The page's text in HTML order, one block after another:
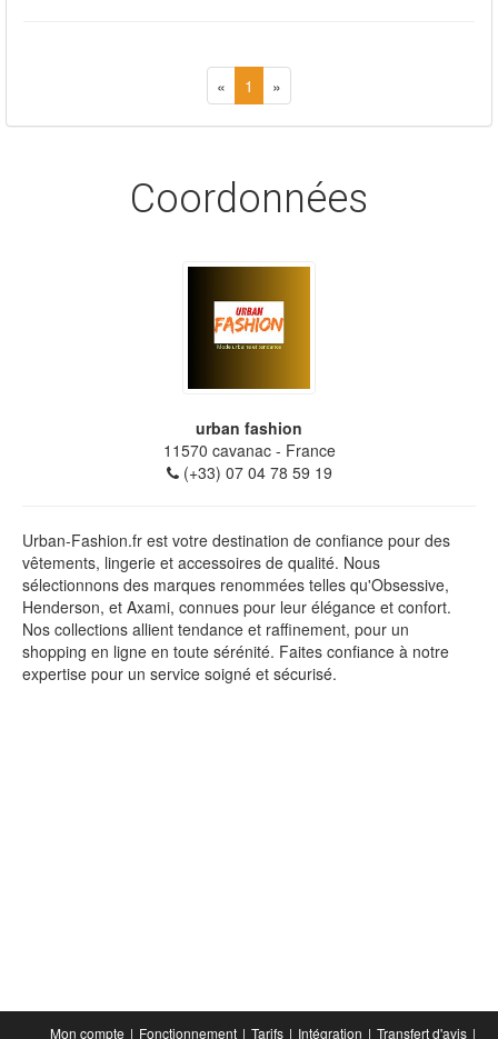
« 1 »
Coordonnées
urban fashion
11570 cavanac- France
(+33) 07 04 78 59 19
Urban-Fashion.fr est votre destination de confiance pour des
vêtements, lingerie et accessoires de qualité. Nous
sélectionnons des marques renommées telles qu'Obsessive,
Henderson, et Axami, connues pour leur élégance et confort.
Nos collections allient tendance et raffinement, pour un
shopping en ligne en toute sérénité. Faites confiance à notre
expertise pour un service soigné et sécurisé.
Mon compte Fonctionnement Tarifs Intégration Transfert d'avis